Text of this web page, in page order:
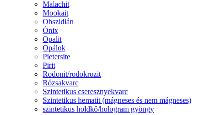
Malachit
Mookait
Obszidián
Ónix
Opalit
Opálok
Pietersite
Pirit
Rodonit/rodokrozit
Rózsakvarc
Szintetikus cseresznyekvarc
Szintetikus hematit (mágneses és nem mágneses)
szintetikus holdkő/hologram gyöngy